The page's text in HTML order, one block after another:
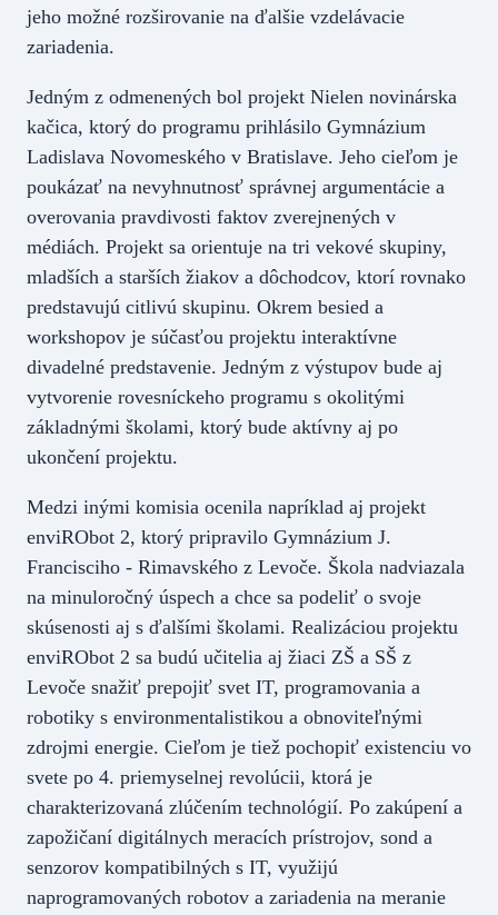
jeho možné rozširovanie na ďalšie vzdelávacie
zariadenia.
Jedným z odmenených bol projekt Nielen novinárska
kačica, ktorý do programu prihlásilo Gymnázium
Ladislava Novomeského v Bratislave. Jeho cieľom je
poukázať na nevyhnutnosť správnej argumentácie a
overovania pravdivosti faktov zverejnených v
médiách. Projekt sa orientuje na tri vekové skupiny,
mladších a starších žiakov a dôchodcov, ktorí rovnako
predstavujú citlivú skupinu. Okrem besied a
workshopov je súčasťou projektu interaktívne
divadelné predstavenie. Jedným z výstupov bude aj
vytvorenie rovesníckeho programu s okolitými
základnými školami, ktorý bude aktívny aj po
ukončení projektu.
Medzi inými komisia ocenila napríklad aj projekt
enviRObot 2, ktorý pripravilo Gymnázium J.
Francisciho - Rimavského z Levoče. Škola nadviazala
na minuloročný úspech a chce sa podeliť o svoje
skúsenosti aj s ďalšími školami. Realizáciou projektu
enviRObot 2 sa budú učitelia aj žiaci ZŠ a SŠ z
Levoče snažiť prepojiť svet IT, programovania a
robotiky s environmentalistikou a obnoviteľnými
zdrojmi energie. Cieľom je tiež pochopiť existenciu vo
svete po 4. priemyselnej revolúcii, ktorá je
charakterizovaná zlúčením technológií. Po zakúpení a
zapožičaní digitálnych meracích prístrojov, sond a
senzorov kompatibilných s IT, využijú
naprogramovaných robotov a zariadenia na meranie